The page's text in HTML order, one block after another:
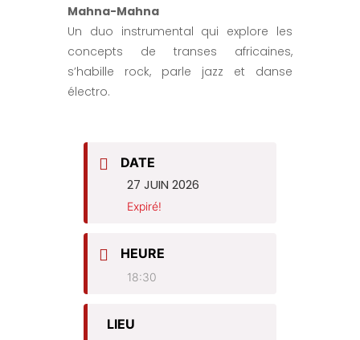
Mahna-Mahna
Un duo instrumental qui explore les
concepts de transes africaines,
s’habille rock, parle jazz et danse
électro.
DATE
27 JUIN 2026
Expiré!
HEURE
18:30
LIEU